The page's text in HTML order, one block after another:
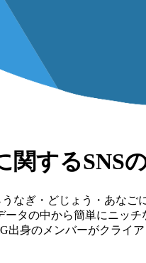
するSNS
なぎ・どじょう・あな
タの中から簡単にニッ
身のメンバーがクライ